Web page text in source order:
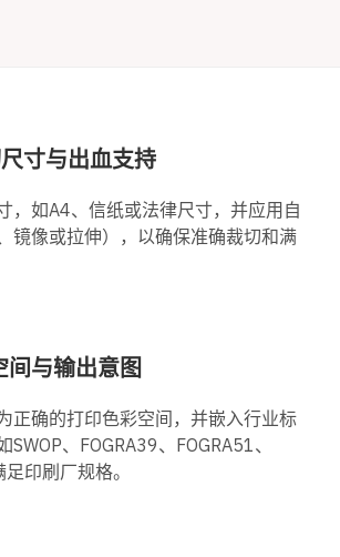
寸与出血支持
，如A4、信纸或法律尺寸，并应用自
镜像或拉伸），以确保准确裁切和满
间与输出意图
正确的打印色彩空间，并嵌入行业标
、FOGRA39、FOGRA51、
印刷厂规格。